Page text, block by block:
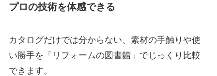
プロの技術を体感できる
カタログだけでは分からない、素材の手触りや使
い勝手を「リフォームの図書館」でじっくり比較
できます。